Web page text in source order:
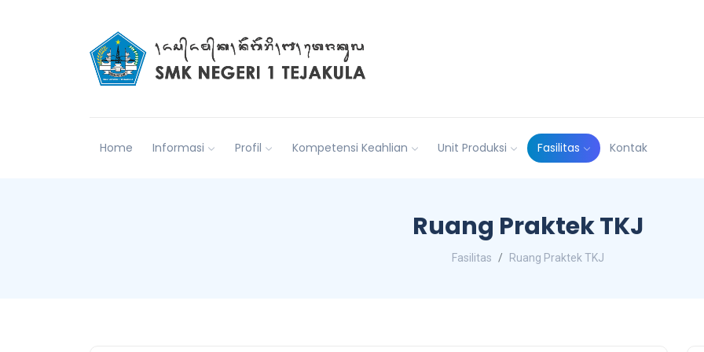
Home Informasi Profil Kompetensi Keahlian Unit Produksi Fasilitas Kontak
Ruang Praktek TKJ
Fasilitas Ruang Praktek TKJ